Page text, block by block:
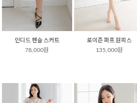
인디드 펜슬 스커트
78,000원
로이즌 퍼프 원피스
135,000원